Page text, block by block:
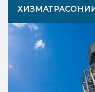
ХИЗМАТРАСОНИИ